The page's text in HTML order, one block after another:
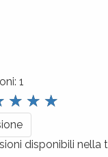
1
☆
☆
☆
disponibili nella